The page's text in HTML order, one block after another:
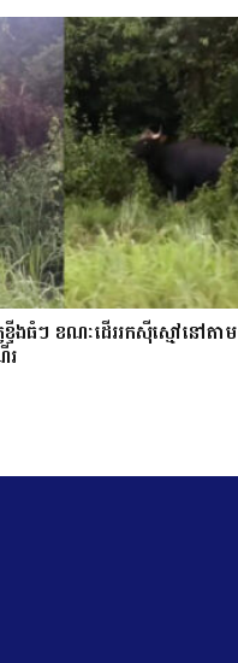
ខ្ទីងធំៗ ខណៈ​ដើររកស៊ីស្មៅនៅតាម
រ